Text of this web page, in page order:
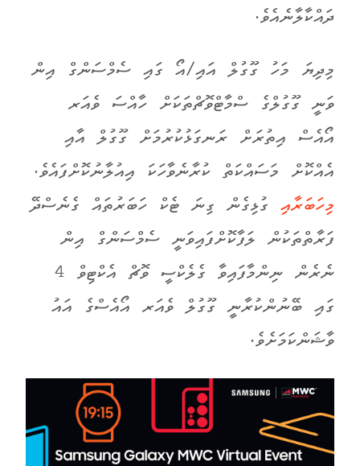
ދައްކާލާނެއެވެ.
މިދިޔަ މަހު ގޫގުލް އައި/އޯ ގައި ސެމްސަންގް އިން
ވަނީ ގޫގުލްގެ ސްމާޓްވޮޗްތަކަށް ހާއްސަ ވެއަރ
އޯއެސް އިތުރަށް ރަނގަޅުކުރުމަށް ގޫގުލް އާއި
އެއްކޮށް މަސައްކަތް ކުރާނެވާހަކަ އިއުލާނުކޮށްފައެވެ.
މިހަބަރާއި ގުޅިގެން ގިނަ ޓެކް ހަބަރުތައް ގެނެސްދޭ
ފަރާތްތަކުން ލަފާކޮށްފައިވަނީ ސެމްސަންގް އިން
ނެރެން ނިންމާފައިވާ ގެލެކްސީ ވޮޗް އެކްޓިވް 4
ގައި ބޭނުންކުރާނީ ގޫގުލް ވެއަރ އޯއެސްގެ އައު
ވާޝަންކަމަށެވެ.